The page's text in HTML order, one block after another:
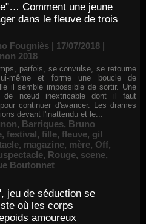
Comment une jeune
dans le fleuve de trois
Fougniès | 17/07/2018 |
2018
parfois, se convulse, se retourne
même et forme une boucle de
il semble impossible de sortir. Une
de nœud inextricable dont il faut
continuer d'avancer. Les drames
devant l'inattendu et le...
, Barriques, Bruno
, festival, fille, fleuve, gil
, magazine, mère, Off,
, Rouge, scene,
Boutonnet
jeu de séduction se
où les corps
amoureux